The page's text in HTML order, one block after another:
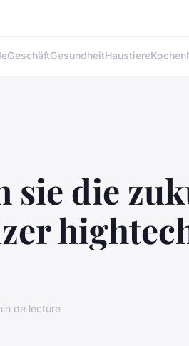
GeschäftGesundheitHaustiereKochen
sie die
de lecture